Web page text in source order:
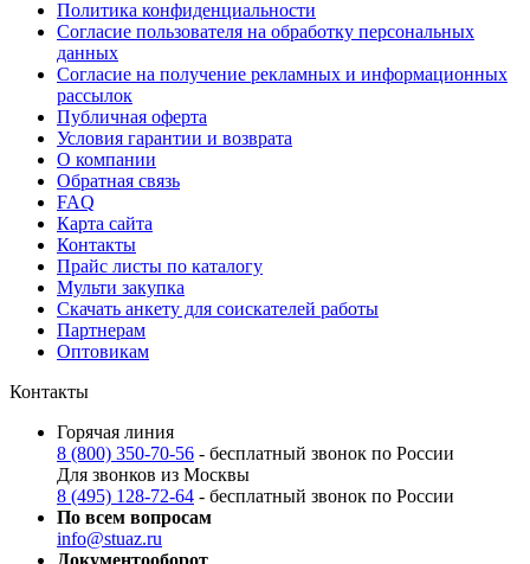
Политика конфиденциальности
Согласие пользователя на обработку персональных
данных
Согласие на получение рекламных и информационных
рассылок
Публичная оферта
Условия гарантии и возврата
О компании
Обратная связь
FAQ
Карта сайта
Контакты
Прайс листы по каталогу
Мульти закупка
Скачать анкету для соискателей работы
Партнерам
Оптовикам
Контакты
Горячая линия
8 (800) 350-70-56 - бесплатный звонок по России
Для звонков из Москвы
8 (495) 128-72-64 - бесплатный звонок по России
По всем вопросам
info@stuaz.ru
Документооборот